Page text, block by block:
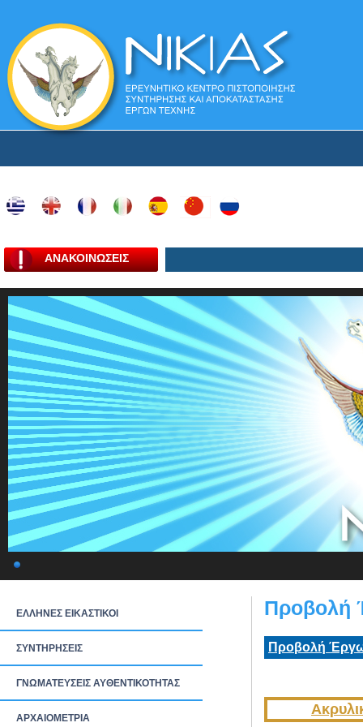
ΑΝΑΚΟΙΝΩΣΕΙΣ
ΕΛΛΗΝΕΣ ΕΙΚΑΣΤΙΚΟΙ
ΣΥΝΤΗΡΗΣΕΙΣ
ΓΝΩΜΑΤΕΥΣΕΙΣ ΑΥΘΕΝΤΙΚΟΤΗΤΑΣ
ΑΡΧΑΙΟΜΕΤΡΙΑ
Προβολή
Προβολή